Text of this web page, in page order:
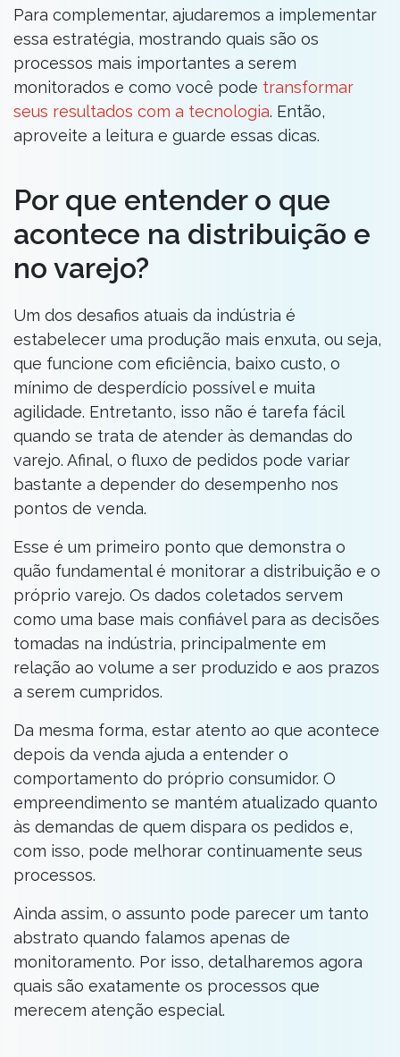
Para complementar, ajudaremos a implementar
essa estratégia, mostrando quais são os
processos mais importantes a serem
monitorados e como você pode transformar
seus resultados com a tecnologia. Então,
aproveite a leitura e guarde essas dicas.
Por que entender o que
acontece na distribuição e
no varejo?
Um dos desafios atuais da indústria é
estabelecer uma produção mais enxuta, ou seja,
que funcione com eficiência, baixo custo, o
mínimo de desperdício possível e muita
agilidade. Entretanto, isso não é tarefa fácil
quando se trata de atender às demandas do
varejo. Afinal, o fluxo de pedidos pode variar
bastante a depender do desempenho nos
pontos de venda.
Esse é um primeiro ponto que demonstra o
quão fundamental é monitorar a distribuição e o
próprio varejo. Os dados coletados servem
como uma base mais confiável para as decisões
tomadas na indústria, principalmente em
relação ao volume a ser produzido e aos prazos
a serem cumpridos.
Da mesma forma, estar atento ao que acontece
depois da venda ajuda a entender o
comportamento do próprio consumidor. O
empreendimento se mantém atualizado quanto
às demandas de quem dispara os pedidos e,
com isso, pode melhorar continuamente seus
processos.
Ainda assim, o assunto pode parecer um tanto
abstrato quando falamos apenas de
monitoramento. Por isso, detalharemos agora
quais são exatamente os processos que
merecem atenção especial.